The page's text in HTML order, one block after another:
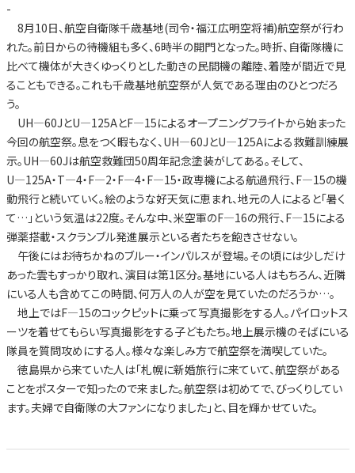
-
8月10日、航空自衛隊千歳基地(司令・福江広明空将補)航空祭が行わ
れた。前日からの待機組も多く、6時半の開門となった。時折、自衛隊機に
比べて機体が大きくゆっくりとした動きの民間機の離陸、着陸が間近で見
ることもできる。これも千歳基地航空祭が人気である理由のひとつだろ
う。
UH―60JとU―125AとF―15によるオープニングフライトから始まった
今回の航空祭。息をつく暇もなく、UH―60JとU―125Aによる救難訓練展
示。UH―60Jは航空救難団50周年記念塗装がしてある。そして、
U―125A・T―4・F―2・F―4・F―15・政専機による航過飛行、F―15の機
動飛行と続いていく。絵のような好天気に恵まれ、地元の人によると「暑く
て…」という気温は22度。そんな中、米空軍のF―16の飛行、F―15による
弾薬搭載・スクランブル発進展示といる者たちを飽きさせない。
午後にはお待ちかねのブルー・インパルスが登場。その頃には少しだけ
あった雲もすっかり取れ、演目は第1区分。基地にいる人はもちろん、近隣
にいる人も含めてこの時間、何万人の人が空を見ていたのだろうか…。
地上ではF―15のコックピットに乗って写真撮影をする人。パイロットス
ーツを着せてもらい写真撮影をする子どもたち。地上展示機のそばにいる
隊員を質問攻めにする人。様々な楽しみ方で航空祭を満喫していた。
徳島県から来ていた人は「札幌に新婚旅行に来ていて、航空祭がある
ことをポスターで知ったので来ました。航空祭は初めてで、びっくりしてい
ます。夫婦で自衛隊の大ファンになりました」と、目を輝かせていた。